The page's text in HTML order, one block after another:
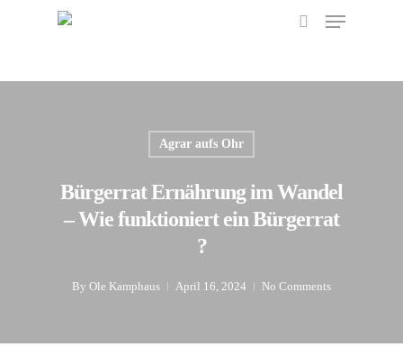
content
Menu
Agrar aufs Ohr
Bürgerrat Ernährung im Wandel
– Wie funktioniert ein Bürgerrat
?
By Ole Kamphaus April 16, 2024 No Comments